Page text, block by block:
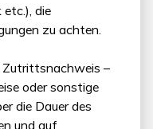
die
zu achten.
Zutrittsnachweis –
oder sonstige
die Dauer des
und auf